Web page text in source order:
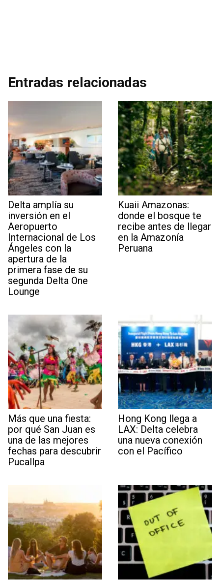
Entradas relacionadas
Delta amplía su
inversión en el
Aeropuerto
Internacional de Los
Ángeles con la
apertura de la
primera fase de su
segunda Delta One
Lounge
Kuaii Amazonas:
donde el bosque te
recibe antes de llegar
en la Amazonía
Peruana
Más que una fiesta:
por qué San Juan es
una de las mejores
fechas para descubrir
Pucallpa
Hong Kong llega a
LAX: Delta celebra
una nueva conexión
con el Pacífico